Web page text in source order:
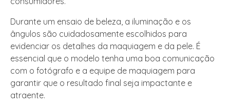
Durante um ensaio de beleza, a iluminação e os
ângulos são cuidadosamente escolhidos para
evidenciar os detalhes da maquiagem e da pele. É
essencial que o modelo tenha uma boa comunicação
com o fotógrafo e a equipe de maquiagem para
garantir que o resultado final seja impactante e
atraente.